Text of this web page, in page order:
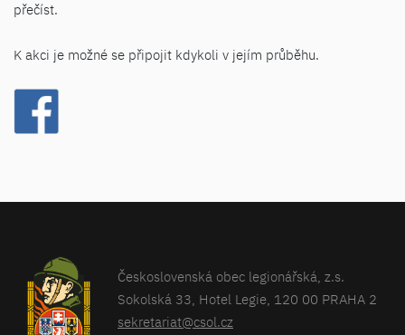
přečíst.
K akci je možné se připojit kdykoli v jejím průběhu.
Československá obec legionářská, z.s.
Sokolská 33, Hotel Legie, 120 00 PRAHA 2
sekretariat@csol.cz